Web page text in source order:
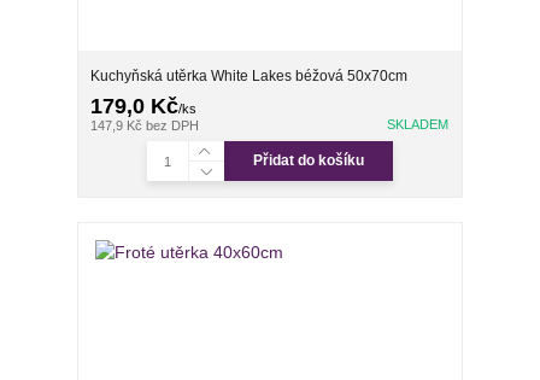
Kuchyňská utěrka White Lakes béžová 50x70cm
179,0 Kč/ks
147,9 Kčbez DPH SKLADEM
Přidat do košíku